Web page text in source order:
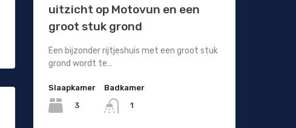
uitzicht op Motovun en een
groot stuk grond
Een bijzonder rijtjeshuis met een groot stuk
grond wordt te…
Slaapkamer
3
Badkamer
1